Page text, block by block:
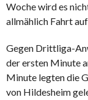
Woche wird es
allmählich Fahrt
Gegen Drittliga-
der ersten Minute
Minute legten die
von Hildesheim